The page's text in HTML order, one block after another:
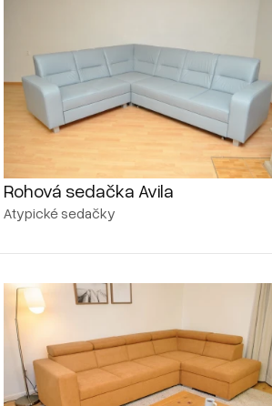
Rohová sedačka Avila
Atypické sedačky